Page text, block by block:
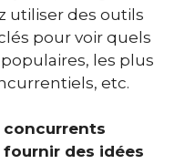
utiliser des outils
pour voir quels
les plus
etc.
concurrents
des idées